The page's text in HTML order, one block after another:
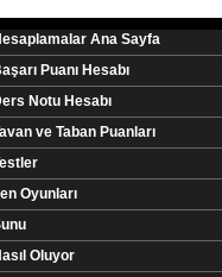
Ana Sayfa
Puanı Hesabı
Notu Hesabı
ve Taban Puanları
Oyunları
Oluyor